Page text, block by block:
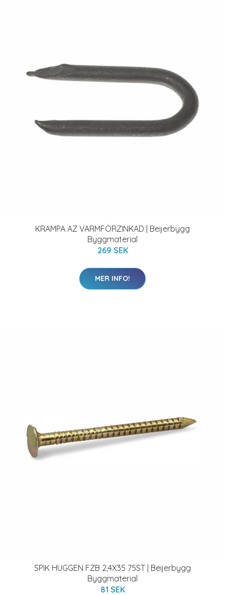
KRAMPA AZ VARMFÖRZINKAD | Beijerbygg
Byggmaterial
269 SEK
MER INFO!
SPIK HUGGEN FZB 2,4X35 75ST | Beijerbygg
Byggmaterial
81 SEK